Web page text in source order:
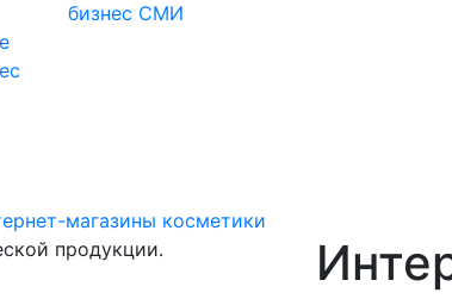
бизнес СМИ
магазины косметики